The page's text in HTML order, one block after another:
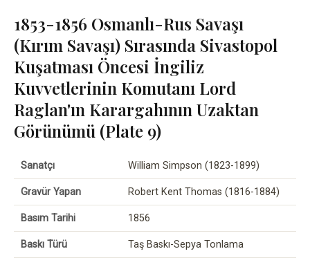
1853-1856 Osmanlı-Rus Savaşı
(Kırım Savaşı) Sırasında Sivastopol
Kuşatması Öncesi İngiliz
Kuvvetlerinin Komutanı Lord
Raglan'ın Karargahının Uzaktan
Görünümü (Plate 9)
Sanatçı William Simpson (1823-1899)
Gravür Yapan Robert Kent Thomas (1816-1884)
Basım Tarihi 1856
Baskı Türü Taş Baskı-Sepya Tonlama